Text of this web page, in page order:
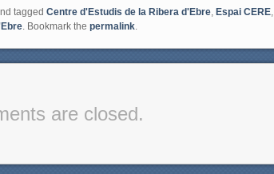
tagged Centre d'Estudis de la Ribera d'Ebre, Espai CERE,
. Bookmark the permalink.
are closed.